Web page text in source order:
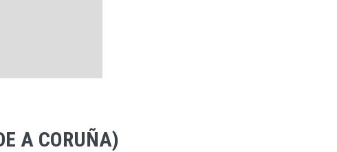
A CORUÑA)